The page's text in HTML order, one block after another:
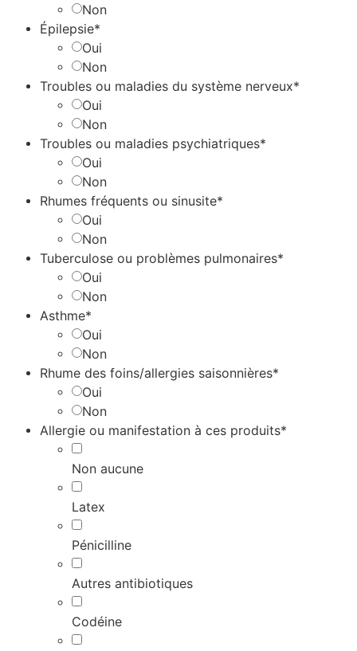
Non
Épilepsie*
Oui
Non
Troubles ou maladies du système nerveux*
Oui
Non
Troubles ou maladies psychiatriques*
Oui
Non
Rhumes fréquents ou sinusite*
Oui
Non
Tuberculose ou problèmes pulmonaires*
Oui
Non
Asthme*
Oui
Non
Rhume des foins/allergies saisonnières*
Oui
Non
Allergie ou manifestation à ces produits*
Non aucune
Latex
Pénicilline
Autres antibiotiques
Codéine